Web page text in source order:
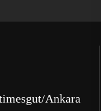
Ankara